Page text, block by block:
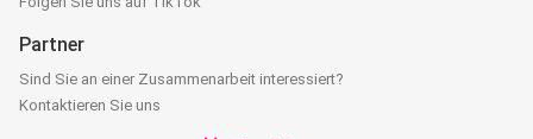
Partner
Sind Sie an einer Zusammenarbeit interessiert?
Kontaktieren Sie uns